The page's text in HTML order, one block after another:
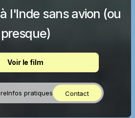
l'Inde sans avion (ou
presque)
Voir le film
Infos pratiques Contact